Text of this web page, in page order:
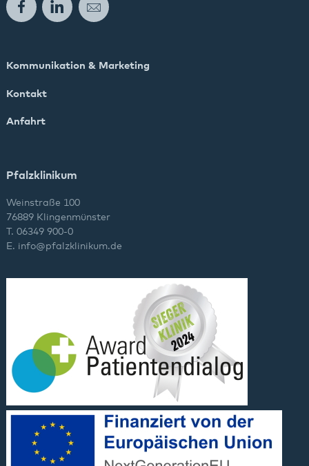
FacebookLinkedInE-Mail
Kommunikation & Marketing
Kontakt
Anfahrt
Pfalzklinikum
Weinstraße 100
76889 Klingenmünster
T. 06349 900-0
E. info@pfalzklinikum.de